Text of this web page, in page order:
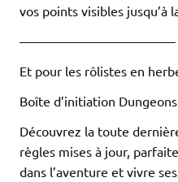
vos points visibles jusqu’à
————————————
Et pour les rôlistes en
Boîte d’initiation
Découvrez la toute
règles mises à jour,
dans l’aventure et vivre